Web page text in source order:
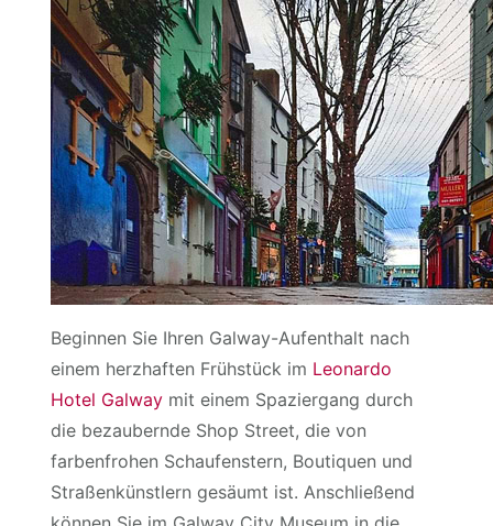
Beginnen Sie Ihren Galway-Aufenthalt nach
einem herzhaften Frühstück im Leonardo
Hotel Galway mit einem Spaziergang durch
die bezaubernde Shop Street, die von
farbenfrohen Schaufenstern, Boutiquen und
Straßenkünstlern gesäumt ist. Anschließend